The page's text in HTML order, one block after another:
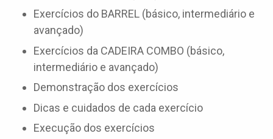
Exercícios do BARREL (básico, intermediário e
avançado)
Exercícios da CADEIRA COMBO (básico,
intermediário e avançado)
Demonstração dos exercícios
Dicas e cuidados de cada exercício
Execução dos exercícios